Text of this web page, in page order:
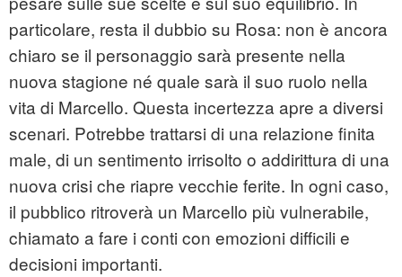
particolare, resta il dubbio su Rosa: non è ancora
chiaro se il personaggio sarà presente nella
nuova stagione né quale sarà il suo ruolo nella
vita di Marcello. Questa incertezza apre a diversi
scenari. Potrebbe trattarsi di una relazione finita
male, di un sentimento irrisolto o addirittura di una
nuova crisi che riapre vecchie ferite. In ogni caso,
il pubblico ritroverà un Marcello più vulnerabile,
chiamato a fare i conti con emozioni difficili e
decisioni importanti.